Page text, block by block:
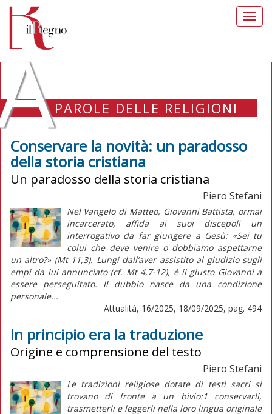
PAROLE DELLE RELIGIONI
Conservare la novità: un paradosso
della storia cristiana
Un paradosso della storia cristiana
Piero Stefani
Nel Vangelo di Matteo, Giovanni Battista, ormai
incarcerato, affida ai suoi discepoli un
interrogativo da far giungere a Gesù: «Sei tu
colui che deve venire o dobbiamo aspettarne
un altro?» (Mt 11,3). Lungi dall’aver assistito al giudizio sugli
empi da lui annunciato (cf. Mt 4,7-12), è il giusto Giovanni a
essere perseguitato. Il dubbio nasce da una condizione
personale...
Attualità, 16/2025, 18/09/2025, pag. 494
In principio era la traduzione
Origine e comprensione del testo
Piero Stefani
Le tradizioni religiose dotate di testi sacri si
trovano di fronte a un bivio:1 conservarli,
trasmetterli e leggerli nella loro lingua originale